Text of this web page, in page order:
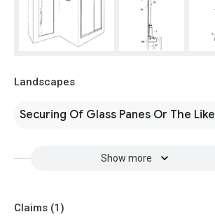
Landscapes
Securing Of Glass Panes Or The Like
Show more
Claims (1)